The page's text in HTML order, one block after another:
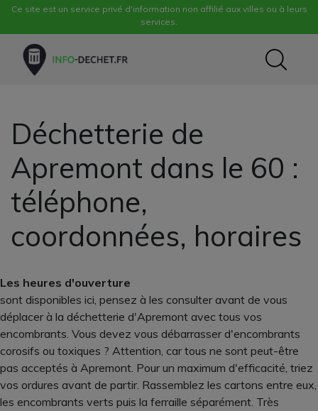
Ce site est un service privé d'information non affilié aux villes ou à leurs
services.
Déchetterie de
Apremont dans le 60 :
téléphone,
coordonnées, horaires
Les heures d'ouverture
sont disponibles ici, pensez à les consulter avant de vous
déplacer à la déchetterie d'Apremont avec tous vos
encombrants. Vous devez vous débarrasser d'encombrants
corosifs ou toxiques ? Attention, car tous ne sont peut-être
pas acceptés à Apremont. Pour un maximum d'efficacité, triez
vos ordures avant de partir. Rassemblez les cartons entre eux,
les encombrants verts puis la ferraille séparément. Très